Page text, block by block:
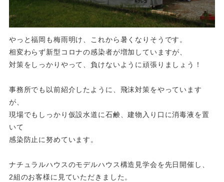
やっと福岡も梅雨明け、これから暑くなりそうです。
相変わらず新型コロナの感染者が増加していますが、
対策をしっかりやって、負けないように頑張りましょう！
事務所でも以前紹介したように、飛沫対策をやっています
が、
現場でもしっかり仮設水道に石鹸、建物入り口に消毒液を置
いて
感染防止に努めています。
ナチュラルハウスのモデルハウス構造見学会を先日開催し、
2組のお客様に見ていただきました。